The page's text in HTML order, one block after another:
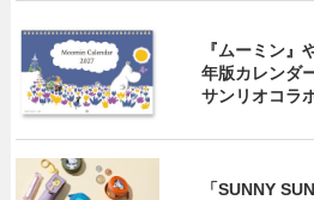
『ムーミン』
年版カレンダ
サンリオコラ
「SUNNY